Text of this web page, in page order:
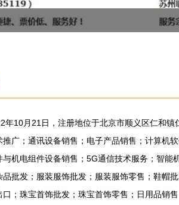
年10月21日，注册地位于北京市顺义区仁和
广；通讯设备销售；电子产品销售；计算
机电组件设备销售；5G通信技术服务；智
批发；服装服饰批发；服装服饰零售；鞋
口；珠宝首饰批发；珠宝首饰零售；日用品